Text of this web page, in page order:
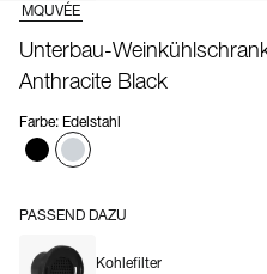
MQUVÉE
Unterbau-
Anthracite Black
Farbe: Edelstahl
PASSEND DAZU
Kohlefilter